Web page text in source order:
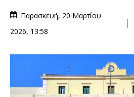
Παρασκευή, 20 Μαρτίου
2026, 13:58